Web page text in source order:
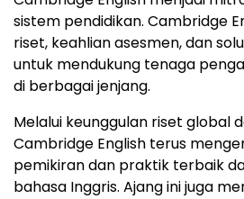
sistem pendidikan. Cambridge
riset, keahlian asesmen, dan
untuk mendukung tenaga
di berbagai jenjang.
Melalui keunggulan riset global
Cambridge English terus
pemikiran dan praktik terbaik
bahasa Inggris. Ajang ini juga